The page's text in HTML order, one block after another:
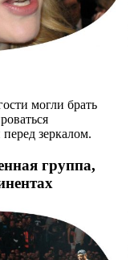
могли брать
зеркалом.
группа,